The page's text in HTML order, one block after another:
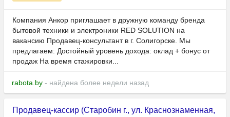
Компания Анкор приглашает в дружную команду бренда
бытовой техники и электроники RED SOLUTION на
вакансию Продавец-консультант в г. Солигорске. Мы
предлагаем: Достойный уровень дохода: оклад + бонус от
продаж На время стажировки...
rabota.by - найдена более недели назад
Продавец-кассир (Старобин г., ул. Краснознаменная,